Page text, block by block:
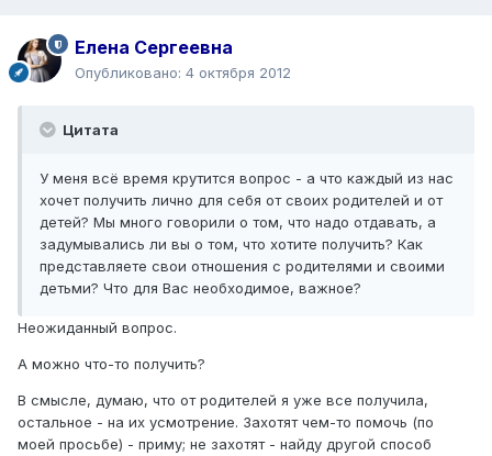
Елена Сергеевна
Опубликовано: 4 октября 2012
Цитата
У меня всё время крутится вопрос - а что каждый из нас
хочет получить лично для себя от своих родителей и от
детей? Мы много говорили о том, что надо отдавать, а
задумывались ли вы о том, что хотите получить? Как
представляете свои отношения с родителями и своими
детьми? Что для Вас необходимое, важное?
Неожиданный вопрос.
А можно что-то получить?
В смысле, думаю, что от родителей я уже все получила,
остальное - на их усмотрение. Захотят чем-то помочь (по
моей просьбе) - приму; не захотят - найду другой способ